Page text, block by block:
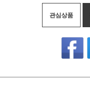
관심상품